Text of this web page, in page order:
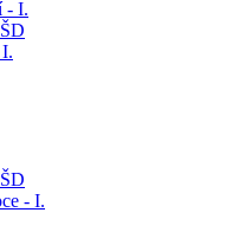
- I.
- I.